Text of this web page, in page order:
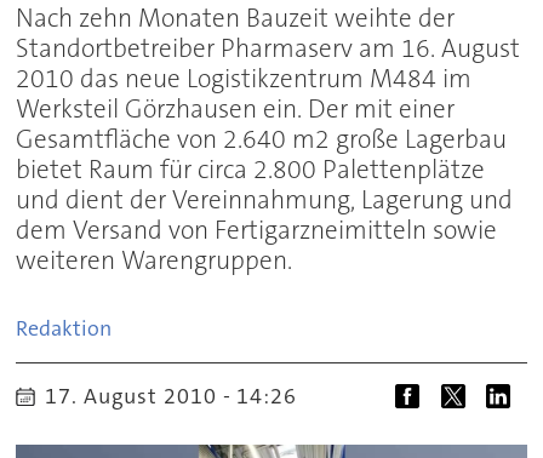
Nach zehn Monaten Bauzeit weihte der
Standortbetreiber Pharmaserv am 16. August
2010 das neue Logistikzentrum M484 im
Werksteil Görzhausen ein. Der mit einer
Gesamtfläche von 2.640 m2 große Lagerbau
bietet Raum für circa 2.800 Palettenplätze
und dient der Vereinnahmung, Lagerung und
dem Versand von Fertigarzneimitteln sowie
weiteren Warengruppen.
Redaktion
17. August 2010 - 14:26